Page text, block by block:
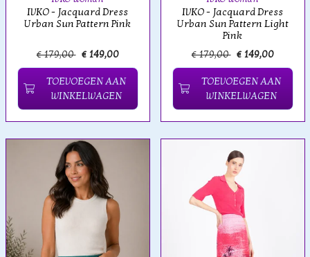
IVKO - Jacquard Dress
Urban Sun Pattern Pink
€ 179,00 € 149,00
TOEVOEGEN AAN
WINKELWAGEN
IVKO - Jacquard Dress
Urban Sun Pattern Light
Pink
€ 179,00 € 149,00
TOEVOEGEN AAN
WINKELWAGEN